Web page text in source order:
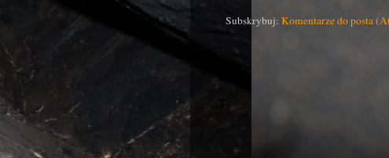
Subskrybuj: Komentarze do posta